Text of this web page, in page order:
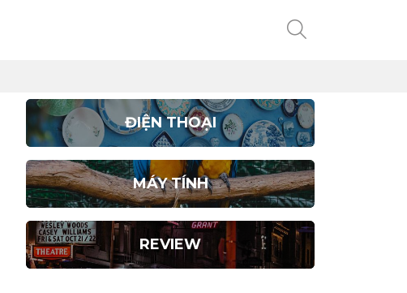
ĐIỆN THOẠI
MÁY TÍNH
REVIEW